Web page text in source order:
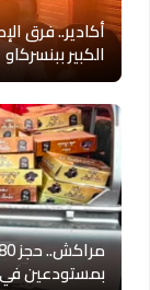
أكادير.. فرق
الكبير ببنسركاو
بمستودعين